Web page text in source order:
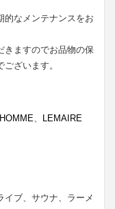
的なメンテナンスをお
きますのでお品物の保
ざいます。
、 LEMAIRE
イブ、サウナ、ラーメ